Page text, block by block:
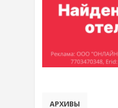
АРХИВЫ